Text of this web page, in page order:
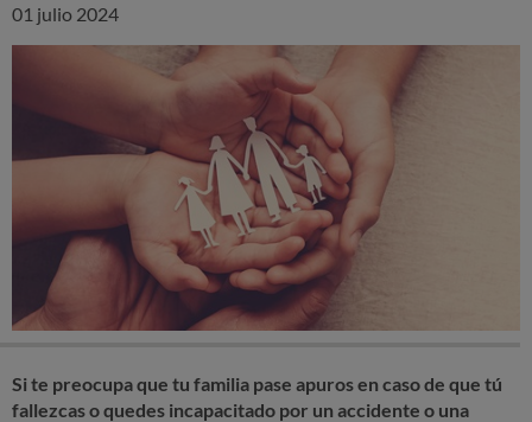
01 julio 2024
Si te preocupa que tu familia pase apuros en caso de que tú
fallezcas o quedes incapacitado por un accidente o una